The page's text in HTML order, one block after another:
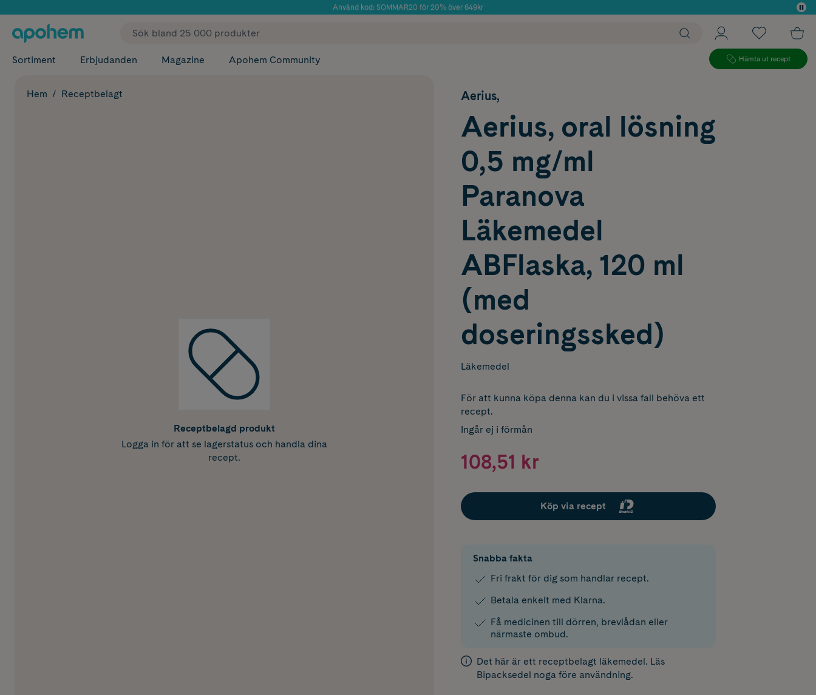
Använd kod: SOMMAR20 för 20% över 649kr
✓ Fri frakt
Sortiment Erbjudanden Magazine Apohem Community Hämta ut recept
Hem Receptbelagt
Receptbelagd produkt
Logga in för att se lagerstatus och handla dina
recept.
Aerius,
Aerius, oral lösning
0,5 mg/ml
Paranova
Läkemedel
ABFlaska, 120 ml
(med
doseringssked)
Läkemedel
För att kunna köpa denna kan du i vissa fall behöva ett
recept.
Ingår ej i förmån
108,51 kr
Köp via recept
Snabba fakta
Fri frakt för dig som handlar recept.
Betala enkelt med Klarna.
Få medicinen till dörren, brevlådan eller
närmaste ombud.
Det här är ett receptbelagt läkemedel. Läs
Bipacksedel noga före användning.